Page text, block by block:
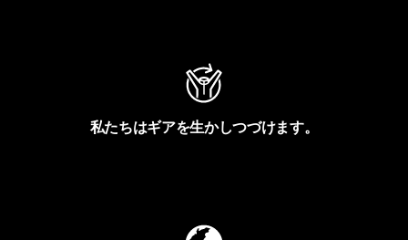
私たちはギアを生かしつづけます。